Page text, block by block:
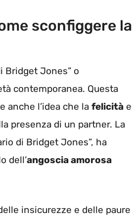
sconfiggere la
Bridget Jones” o
contemporanea. Questa
anche l’idea che la felicità e
presenza di un partner. La
di Bridget Jones”, ha
dell’angoscia amorosa
insicurezze e delle paure